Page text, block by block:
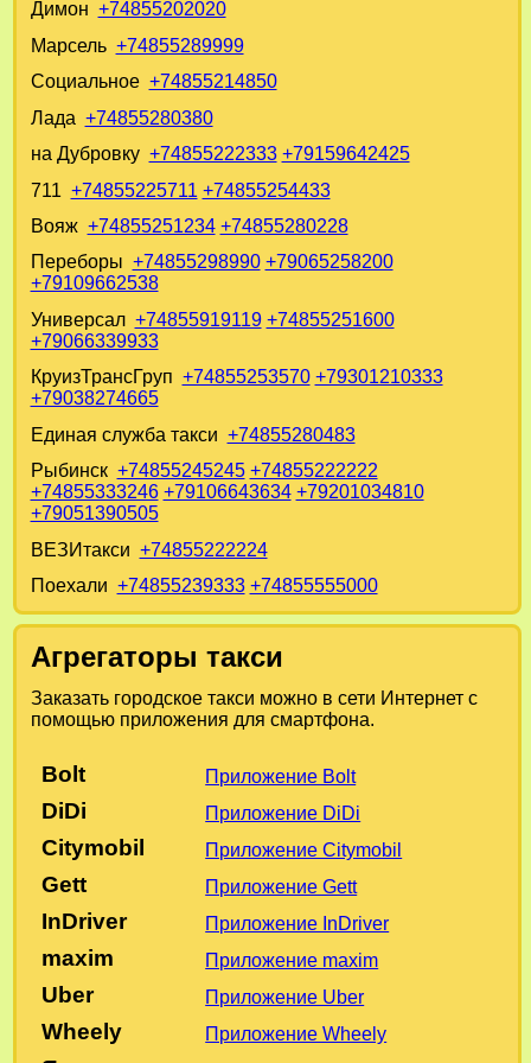
Димон +74855202020
Марсель +74855289999
Социальное +74855214850
Лада +74855280380
на Дубровку +74855222333 +79159642425
711 +74855225711 +74855254433
Вояж +74855251234 +74855280228
Переборы +74855298990 +79065258200
+79109662538
Универсал +74855919119 +74855251600
+79066339933
КруизТрансГруп +74855253570 +79301210333
+79038274665
Единая служба такси +74855280483
Рыбинск +74855245245 +74855222222
+74855333246 +79106643634 +79201034810
+79051390505
ВЕЗИтакси +74855222224
Поехали +74855239333 +74855555000
Агрегаторы такси
Заказать городское такси можно в сети Интернет с
помощью приложения для смартфона.
Bolt Приложение Bolt
DiDi Приложение DiDi
Citymobil Приложение Citymobil
Gett Приложение Gett
InDriver Приложение InDriver
maxim Приложение maxim
Uber Приложение Uber
Wheely Приложение Wheely